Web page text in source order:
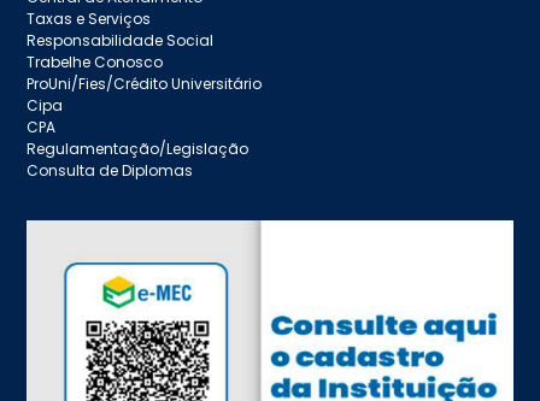
Taxas e Serviços
Responsabilidade Social
Trabelhe Conosco
ProUni/Fies/Crédito Universitário
Cipa
CPA
Regulamentação/Legislação
Consulta de Diplomas